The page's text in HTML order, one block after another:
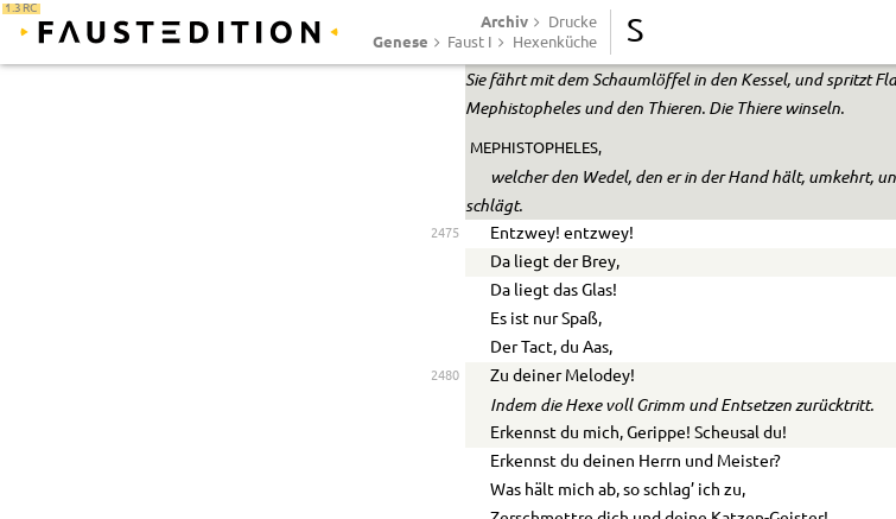
1.3 RC
Archiv Drucke
Genese Faust I Hexenküche S
Die Feuerpein
Euch in’s Gebein!
Sie fährt mit dem Schaumlöffel in den Kessel, und spritzt
Mephistopheles und den Thieren. Die Thiere winseln.
MEPHISTOPHELES,
welcher den Wedel, den er in der Hand hält, umkehrt,
schlägt.
2475
Entzwey! entzwey!
Da liegt der Brey,
Da liegt das Glas!
Es ist nur Spaß,
Der Tact, du Aas,
2480 Zu deiner Melodey!
Indem die Hexe voll Grimm und Entsetzen zurücktritt.
Erkennst du mich, Gerippe! Scheusal du!
Erkennst du deinen Herrn und Meister?
Was hält mich ab, so schlag’ ich zu,